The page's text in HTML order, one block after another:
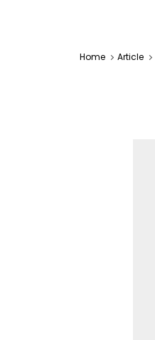
Home Article